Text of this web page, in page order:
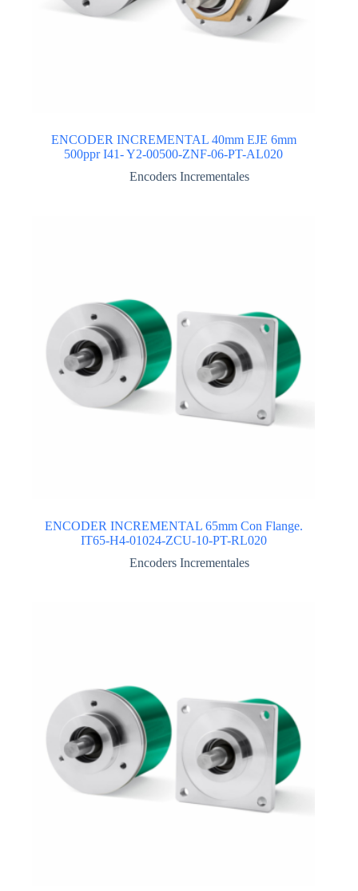
ENCODER INCREMENTAL 40mm EJE 6mm
500ppr I41- Y2-00500-ZNF-06-PT-AL020
Encoders Incrementales
ENCODER INCREMENTAL 65mm Con Flange.
IT65-H4-01024-ZCU-10-PT-RL020
Encoders Incrementales